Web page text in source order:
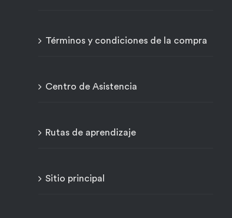
Términos y condiciones de la compra
Centro de Asistencia
Rutas de aprendizaje
Sitio principal